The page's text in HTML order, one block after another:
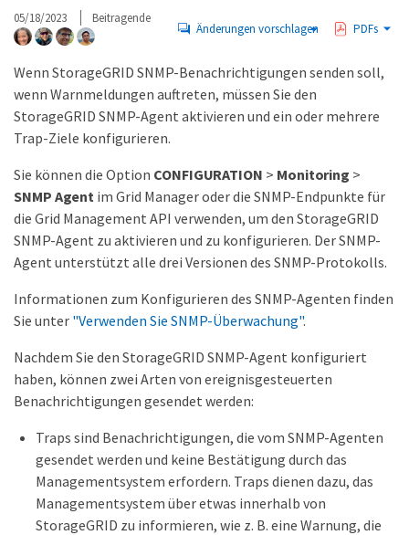
05/18/2023 Beitragende
Änderungen vorschlagen PDFs
Wenn StorageGRID SNMP-Benachrichtigungen senden soll,
wenn Warnmeldungen auftreten, müssen Sie den
StorageGRID SNMP-Agent aktivieren und ein oder mehrere
Trap-Ziele konfigurieren.
Sie können die Option CONFIGURATION > Monitoring >
SNMP Agent im Grid Manager oder die SNMP-Endpunkte für
die Grid Management API verwenden, um den StorageGRID
SNMP-Agent zu aktivieren und zu konfigurieren. Der SNMP-
Agent unterstützt alle drei Versionen des SNMP-Protokolls.
Informationen zum Konfigurieren des SNMP-Agenten finden
Sie unter "Verwenden Sie SNMP-Überwachung".
Nachdem Sie den StorageGRID SNMP-Agent konfiguriert
haben, können zwei Arten von ereignisgesteuerten
Benachrichtigungen gesendet werden:
Traps sind Benachrichtigungen, die vom SNMP-Agenten
gesendet werden und keine Bestätigung durch das
Managementsystem erfordern. Traps dienen dazu, das
Managementsystem über etwas innerhalb von
StorageGRID zu informieren, wie z. B. eine Warnung, die